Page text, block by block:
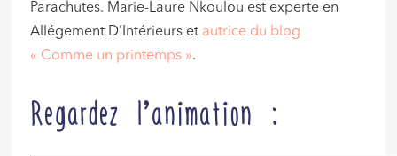
Parachutes. Marie-Laure Nkoulou est experte en
Allégement D’Intérieurs et autrice du blog
« Comme un printemps ».
Regardez l’animation :